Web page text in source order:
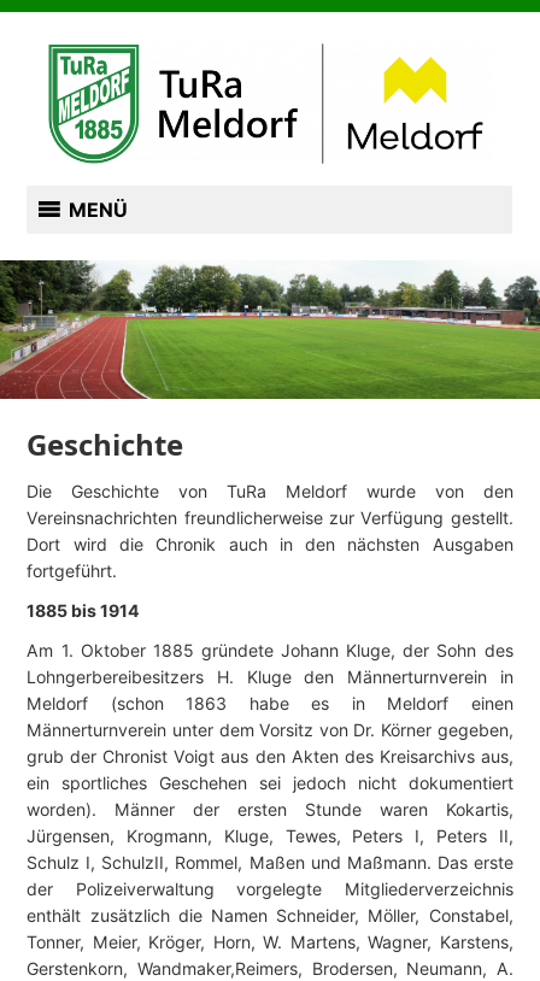
Zum
Inhalt
springen
MENÜ
Geschichte
Die Geschichte von TuRa Meldorf wurde von den
Vereinsnachrichten freundlicherweise zur Verfügung gestellt.
Dort wird die Chronik auch in den nächsten Ausgaben
fortgeführt.
1885 bis 1914
Am 1. Oktober 1885 gründete Johann Kluge, der Sohn des
Lohngerbereibesitzers H. Kluge den Männerturnverein in
Meldorf (schon 1863 habe es in Meldorf einen
Männerturnverein unter dem Vorsitz von Dr. Körner gegeben,
grub der Chronist Voigt aus den Akten des Kreisarchivs aus,
ein sportliches Geschehen sei jedoch nicht dokumentiert
worden). Männer der ersten Stunde waren Kokartis,
Jürgensen, Krogmann, Kluge, Tewes, Peters I, Peters II,
Schulz I, SchulzII, Rommel, Maßen und Maßmann. Das erste
der Polizeiverwaltung vorgelegte Mitgliederverzeichnis
enthält zusätzlich die Namen Schneider, Möller, Constabel,
Tonner, Meier, Kröger, Horn, W. Martens, Wagner, Karstens,
Gerstenkorn, Wandmaker,Reimers, Brodersen, Neumann, A.